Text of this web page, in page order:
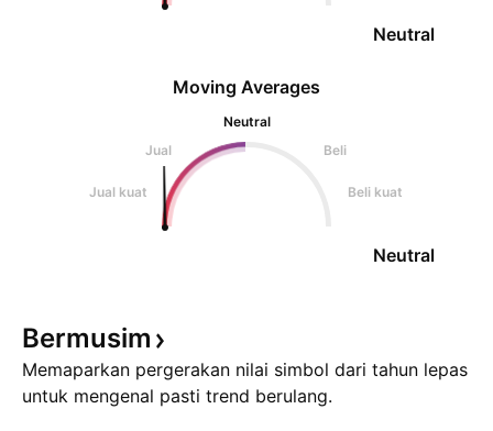
Neutral
Moving Averages
Neutral
Jual
Beli
Jual kuat Beli kuat
Neutral
Bermusim
Memaparkan pergerakan nilai simbol dari tahun lepas
untuk mengenal pasti trend berulang.